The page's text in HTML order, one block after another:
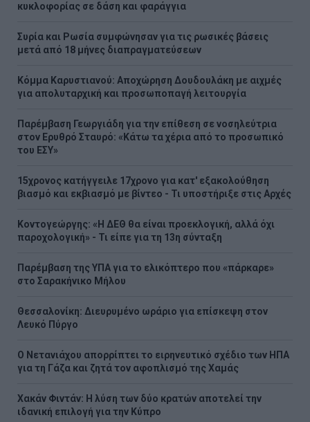
κυκλοφορίας σε δάση και φαράγγια
Συρία και Ρωσία συμφώνησαν για τις ρωσικές βάσεις
μετά από 18 μήνες διαπραγματεύσεων
Κόμμα Καρυστιανού: Αποχώρηση Δουδουλάκη με αιχμές
για απολυταρχική και προσωποπαγή λειτουργία
Παρέμβαση Γεωργιάδη για την επίθεση σε νοσηλεύτρια
στον Ερυθρό Σταυρό: «Κάτω τα χέρια από το προσωπικό
του ΕΣΥ»
15χρονος κατήγγειλε 17χρονο για κατ' εξακολούθηση
βιασμό και εκβιασμό με βίντεο - Τι υποστήριξε στις Αρχές
Κοντογεώργης: «Η ΔΕΘ θα είναι προεκλογική, αλλά όχι
παροχολογική» - Τι είπε για τη 13η σύνταξη
Παρέμβαση της ΥΠΑ για το ελικόπτερο που «πάρκαρε»
στο Σαρακήνικο Μήλου
Θεσσαλονίκη: Διευρυμένο ωράριο για επίσκεψη στον
Λευκό Πύργο
Ο Νετανιάχου απορρίπτει το ειρηνευτικό σχέδιο των ΗΠΑ
για τη Γάζα και ζητά τον αφοπλισμό της Χαμάς
Χακάν Φιντάν: Η λύση των δύο κρατών αποτελεί την
ιδανική επιλογή για την Κύπρο